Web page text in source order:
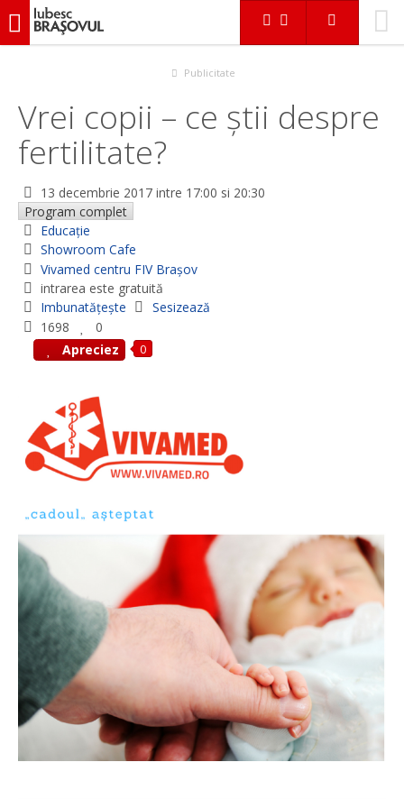
iubescbraşovul.ro
Vrei copii – ce știi despre fertilitate?
Publicitate
Vrei copii – ce știi despre
fertilitate?
13 decembrie 2017intre 17:00 si 20:30
Program complet
Educaţie
Showroom Cafe
Vivamed centru FIV Brașov
intrarea este gratuită
Imbunatățește
Sesizează
1698
0
Apreciez
0